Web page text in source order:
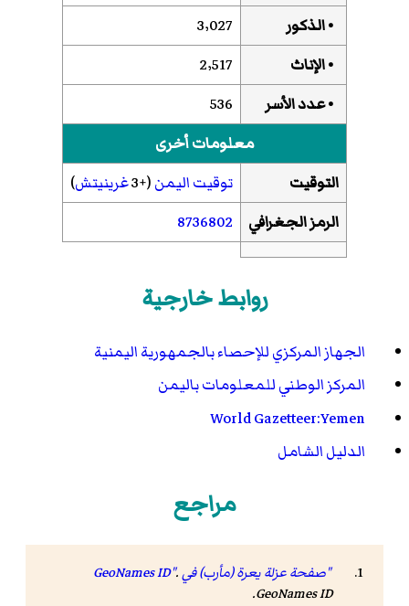
• الذكور
3٬027
• الإناث
2٬517
• عدد الأسر
536
معلومات أخرى
التوقيت
توقيت اليمن(+3 غرينيتش)
الرمز الجغرافي
8736802
روابط خارجية
الجهاز المركزي للإحصاء بالجمهورية اليمنية
المركز الوطني للمعلومات باليمن
World Gazetteer:Yemen
الدليل الشامل
مراجع
"صفحة عزلة يعرة (مأرب) في GeoNames ID".
GeoNames ID
.